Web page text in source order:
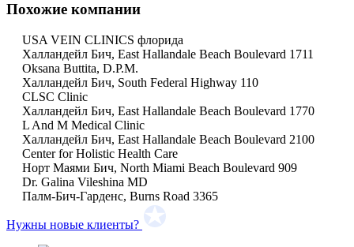
Похожие компании
USA VEIN CLINICS флорида
Халландейл Бич, East Hallandale Beach Boulevard 1711
Oksana Buttita, D.P.M.
Халландейл Бич, South Federal Highway 110
CLSC Clinic
Халландейл Бич, East Hallandale Beach Boulevard 1770
L And M Medical Clinic
Халландейл Бич, East Hallandale Beach Boulevard 2100
Center for Holistic Health Care
Норт Маями Бич, North Miami Beach Boulevard 909
Dr. Galina Vileshina MD
Палм-Бич-Гарденс, Burns Road 3365
Нужны новые клиенты?